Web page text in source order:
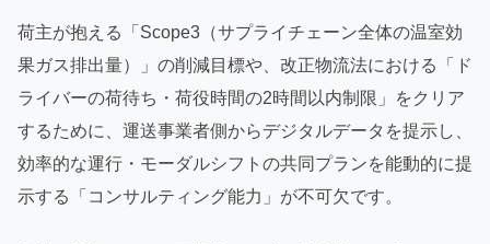
荷主が抱える「Scope3（サプライチェーン全体の温室効
果ガス排出量）」の削減目標や、改正物流法における「ド
ライバーの荷待ち・荷役時間の2時間以内制限」をクリア
するために、運送事業者側からデジタルデータを提示し、
効率的な運行・モーダルシフトの共同プランを能動的に提
示する「コンサルティング能力」が不可欠です。